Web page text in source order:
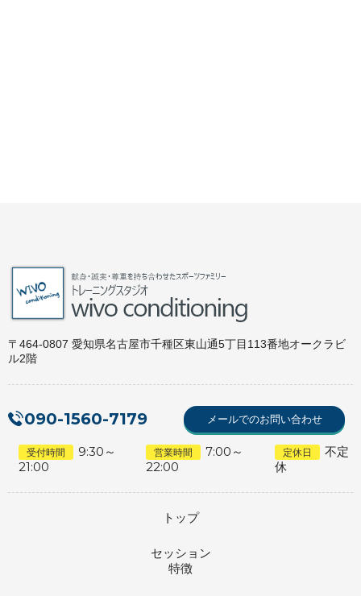
〒464-0807 愛知県名古屋市千種区東山通5丁目113番地オークラビ
ル2階
090-1560-7179 メールでのお問い合わせ
受付時間
9:30～
21:00
営業時間
7:00～
22:00
定休日
不定
休
トップ
セッション
特徴